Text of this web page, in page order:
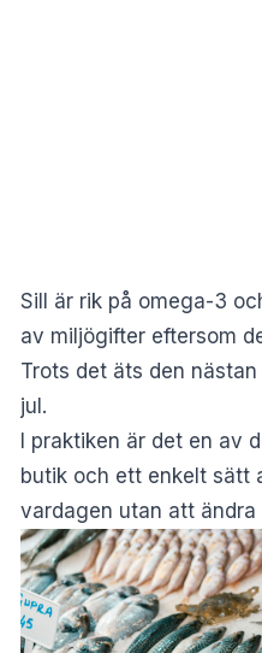
Sill är rik på omega-3
av miljögifter eftersom
Trots det äts den
jul.
I praktiken är det en av
butik och ett enkelt sätt
vardagen utan att ändra